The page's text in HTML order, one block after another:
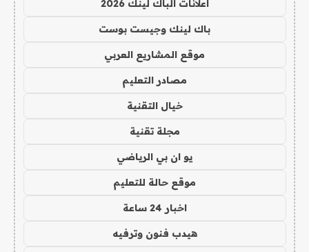
اعلانات الباك لينك 2026
باك لينك وجيست بوست
موقع المشاريع العربي
مصادر التعليم
خيال التقنية
مجلة تقنية
يو ان بي الرياضي
موقع حالة للتعليم
اخبار 24 ساعة
هيدب فنون وترفيه